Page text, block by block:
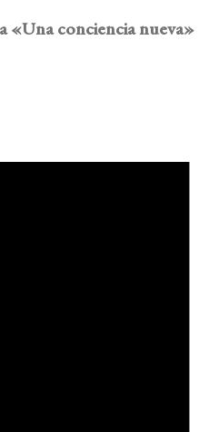
«Una conciencia nueva»